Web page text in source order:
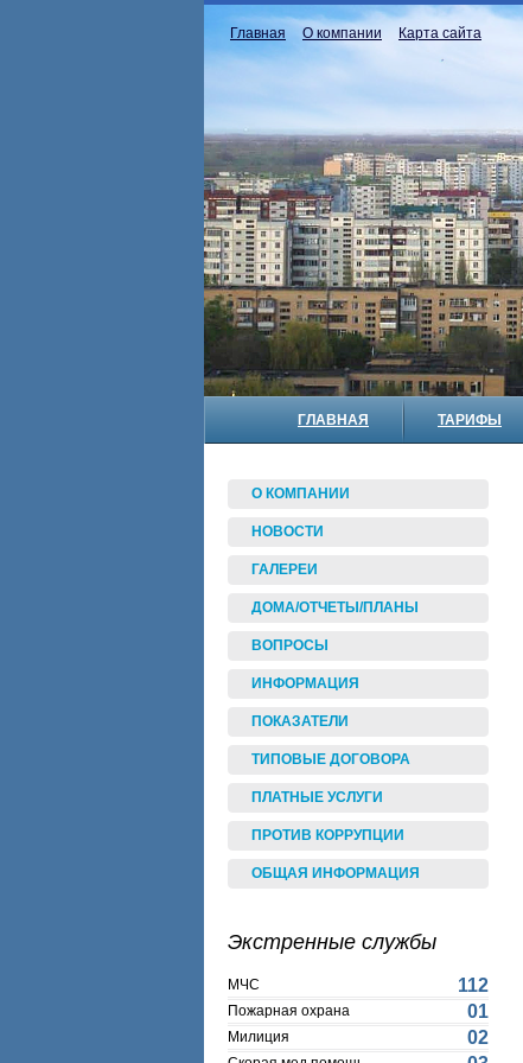
Главная О компании Карта сайта
ГЛАВНАЯ ТАРИФЫ
О КОМПАНИИ
НОВОСТИ
ГАЛЕРЕИ
ДОМА/ОТЧЕТЫ/ПЛАНЫ
ВОПРОСЫ
ИНФОРМАЦИЯ
ПОКАЗАТЕЛИ
ТИПОВЫЕ ДОГОВОРА
ПЛАТНЫЕ УСЛУГИ
ПРОТИВ КОРРУПЦИИ
ОБЩАЯ ИНФОРМАЦИЯ
Экстренные службы
МЧС 112
Пожарная охрана 01
Милиция 02